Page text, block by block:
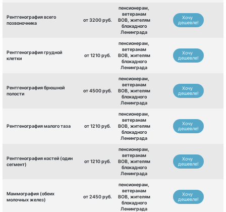
Рентгенография всего
позвоночника
от 3200 руб.
пенсионерам,
ветеранам
ВОВ, жителям
блокадного
Ленинграда
Хочу
дешевле!
Рентгенография грудной
клетки
от 1210 руб.
пенсионерам,
ветеранам
ВОВ, жителям
блокадного
Ленинграда
Хочу
дешевле!
Рентгенография брюшной
полости
от 4500 руб.
пенсионерам,
ветеранам
ВОВ, жителям
блокадного
Ленинграда
Хочу
дешевле!
Рентгенография малого таза от 1210 руб.
пенсионерам,
ветеранам
ВОВ, жителям
блокадного
Ленинграда
Хочу
дешевле!
Рентгенография костей (один
сегмент)
от 1210 руб.
пенсионерам,
ветеранам
ВОВ, жителям
блокадного
Ленинграда
Хочу
дешевле!
Маммография (обеих
молочных желез)
от 2450 руб.
пенсионерам,
ветеранам
ВОВ, жителям
блокадного
Ленинграда
Хочу
дешевле!